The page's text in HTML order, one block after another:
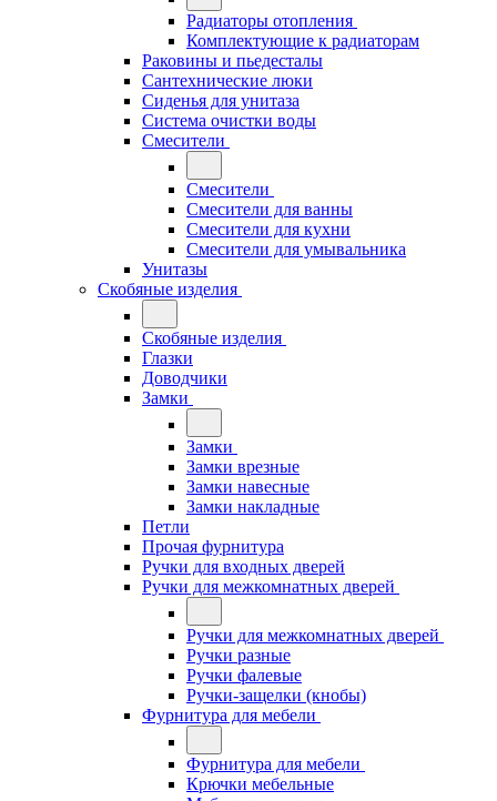
Радиаторы отопления
Комплектующие к радиаторам
Раковины и пьедесталы
Сантехнические люки
Сиденья для унитаза
Система очистки воды
Смесители
Смесители
Смесители для ванны
Смесители для кухни
Смесители для умывальника
Унитазы
Скобяные изделия
Скобяные изделия
Глазки
Доводчики
Замки
Замки
Замки врезные
Замки навесные
Замки накладные
Петли
Прочая фурнитура
Ручки для входных дверей
Ручки для межкомнатных дверей
Ручки для межкомнатных дверей
Ручки разные
Ручки фалевые
Ручки-защелки (кнобы)
Фурнитура для мебели
Фурнитура для мебели
Крючки мебельные